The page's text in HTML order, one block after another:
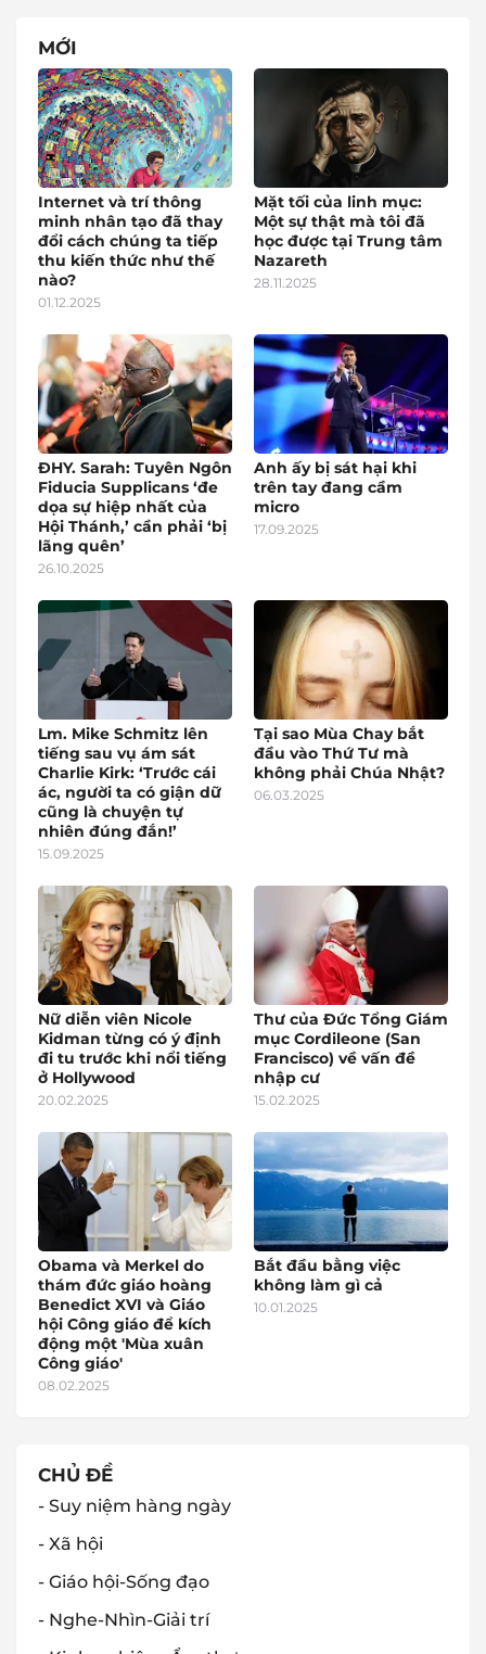
MỚI
Internet và trí thông
minh nhân tạo đã thay
đổi cách chúng ta tiếp
thu kiến thức như thế
nào?
01.12.2025
Mặt tối của linh mục:
Một sự thật mà tôi đã
học được tại Trung tâm
Nazareth
28.11.2025
ĐHY. Sarah: Tuyên Ngôn
Fiducia Supplicans ‘đe
dọa sự hiệp nhất của
Hội Thánh,’ cần phải ‘bị
lãng quên’
26.10.2025
Anh ấy bị sát hại khi
trên tay đang cầm
micro
17.09.2025
Lm. Mike Schmitz lên
tiếng sau vụ ám sát
Charlie Kirk: ‘Trước cái
ác, người ta có giận dữ
cũng là chuyện tự
nhiên đúng đắn!’
15.09.2025
Tại sao Mùa Chay bắt
đầu vào Thứ Tư mà
không phải Chúa Nhật?
06.03.2025
Nữ diễn viên Nicole
Kidman từng có ý định
đi tu trước khi nổi tiếng
ở Hollywood
20.02.2025
Thư của Đức Tổng Giám
mục Cordileone (San
Francisco) về vấn đề
nhập cư
15.02.2025
Obama và Merkel do
thám đức giáo hoàng
Benedict XVI và Giáo
hội Công giáo để kích
động một 'Mùa xuân
Công giáo'
08.02.2025
Bắt đầu bằng việc
không làm gì cả
10.01.2025
CHỦ ĐỀ
- Suy niệm hàng ngày
- Xã hội
- Giáo hội-Sống đạo
- Nghe-Nhìn-Giải trí